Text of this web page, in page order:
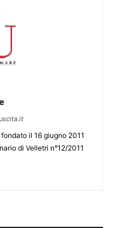
il 16 giugno 2011
di Velletri n°12/2011